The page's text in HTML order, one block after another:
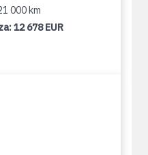
000 km
12 678 EUR